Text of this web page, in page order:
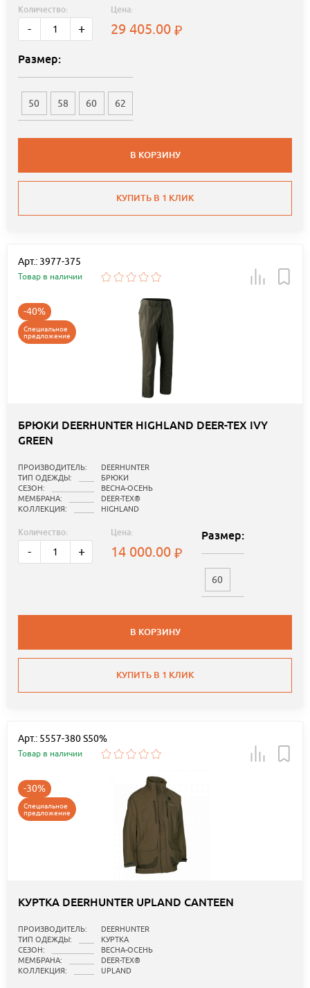
Количество:
- +
Цена:
29 405.00
Размер:
50 58 60 62
В КОРЗИНУ
КУПИТЬ В 1 КЛИК
Арт.: 3977-375
Товар в наличии
-40%
Специальное
предложение
БРЮКИ DEERHUNTER HIGHLAND DEER-TEX IVY
GREEN
ПРОИЗВОДИТЕЛЬ:
DEERHUNTER
ТИП ОДЕЖДЫ:
БРЮКИ
СЕЗОН:
ВЕСНА-ОСЕНЬ
МЕМБРАНА:
DEER-TEX®
КОЛЛЕКЦИЯ:
HIGHLAND
Количество:
- +
Цена:
14 000.00
Размер:
60
В КОРЗИНУ
КУПИТЬ В 1 КЛИК
Арт.: 5557-380 S50%
Товар в наличии
-30%
Специальное
предложение
КУРТКА DEERHUNTER UPLAND CANTEEN
ПРОИЗВОДИТЕЛЬ:
DEERHUNTER
ТИП ОДЕЖДЫ:
КУРТКА
СЕЗОН:
ВЕСНА-ОСЕНЬ
МЕМБРАНА:
DEER-TEX®
КОЛЛЕКЦИЯ:
UPLAND